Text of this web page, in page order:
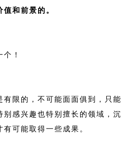
和前景的。
！
有限的，不可能面面俱到，只能
别感兴趣也特别擅长的领域，沉
可能取得一些成果。